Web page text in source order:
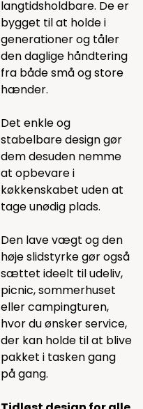
langtidsholdbare. De er
bygget til at holde i
generationer og tåler
den daglige håndtering
fra både små og store
hænder.
Det enkle og
stabelbare design gør
dem desuden nemme
at opbevare i
køkkenskabet uden at
tage unødig plads.
Den lave vægt og den
høje slidstyrke gør også
sættet ideelt til udeliv,
picnic, sommerhuset
eller campingturen,
hvor du ønsker service,
der kan holde til at blive
pakket i tasken gang
på gang.